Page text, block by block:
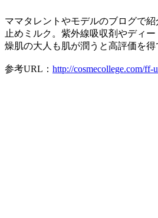
ママタレントやモデルのブログで
止めミルク。紫外線吸収剤やディ
燥肌の大人も肌が潤うと高評価を得
参考URL： http://cosmecollege.com/ff-